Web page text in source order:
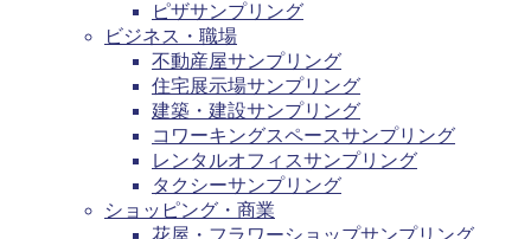
ピザサンプリング
ビジネス・職場
不動産屋サンプリング
住宅展示場サンプリング
建築・建設サンプリング
コワーキングスペースサンプリング
レンタルオフィスサンプリング
タクシーサンプリング
ショッピング・商業
花屋・フラワーショップサンプリング